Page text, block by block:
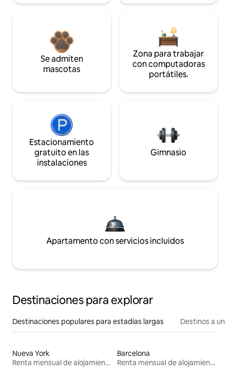
Se admiten
mascotas
Zona para trabajar
con computadoras
portátiles.
Estacionamiento
gratuito en las
instalaciones
Gimnasio
Apartamento con servicios incluidos
Destinaciones para explorar
Destinaciones populares para estadías largas Destinos a un
Nueva York
Renta mensual de alojamientos
Barcelona
Renta mensual de alojamientos